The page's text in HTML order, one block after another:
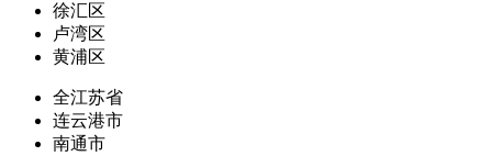
徐汇区
卢湾区
黄浦区
全江苏省
连云港市
南通市